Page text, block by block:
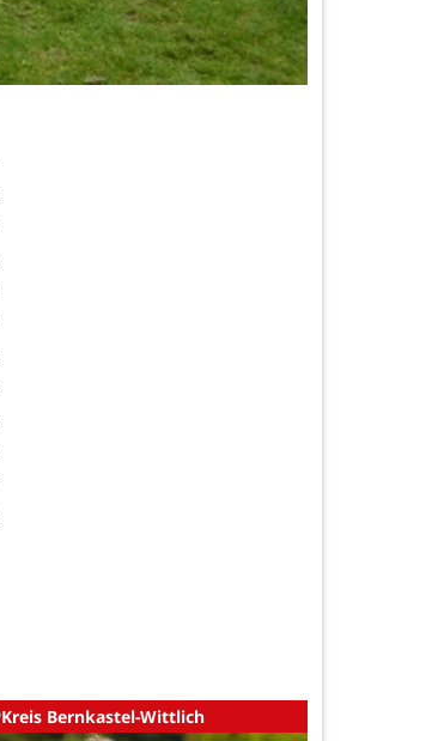
Kreis Bernkastel-Wittlich